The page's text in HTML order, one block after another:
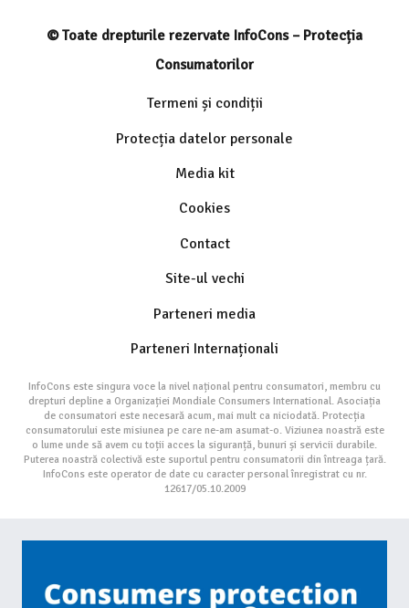
© Toate drepturile rezervate InfoCons – Protecția
Consumatorilor
Termeni și condiții
Protecția datelor personale
Media kit
Cookies
Contact
Site-ul vechi
Parteneri media
Parteneri Internaționali
InfoCons este singura voce la nivel național pentru consumatori, membru cu
drepturi depline a Organizației Mondiale Consumers International. Asociația
de consumatori este necesară acum, mai mult ca niciodată. Protecția
consumatorului este misiunea pe care ne-am asumat-o. Viziunea noastră este
o lume unde să avem cu toții acces la siguranță, bunuri și servicii durabile.
Puterea noastră colectivă este suportul pentru consumatorii din întreaga țară.
InfoCons este operator de date cu caracter personal înregistrat cu nr.
12617/05.10.2009